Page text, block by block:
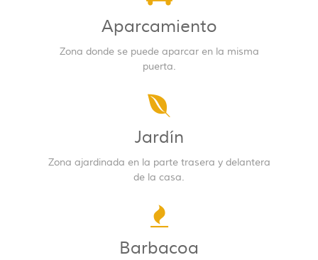
Aparcamiento
Zona donde se puede aparcar en la misma
puerta.
Jardín
Zona ajardinada en la parte trasera y delantera
de la casa.
Barbacoa